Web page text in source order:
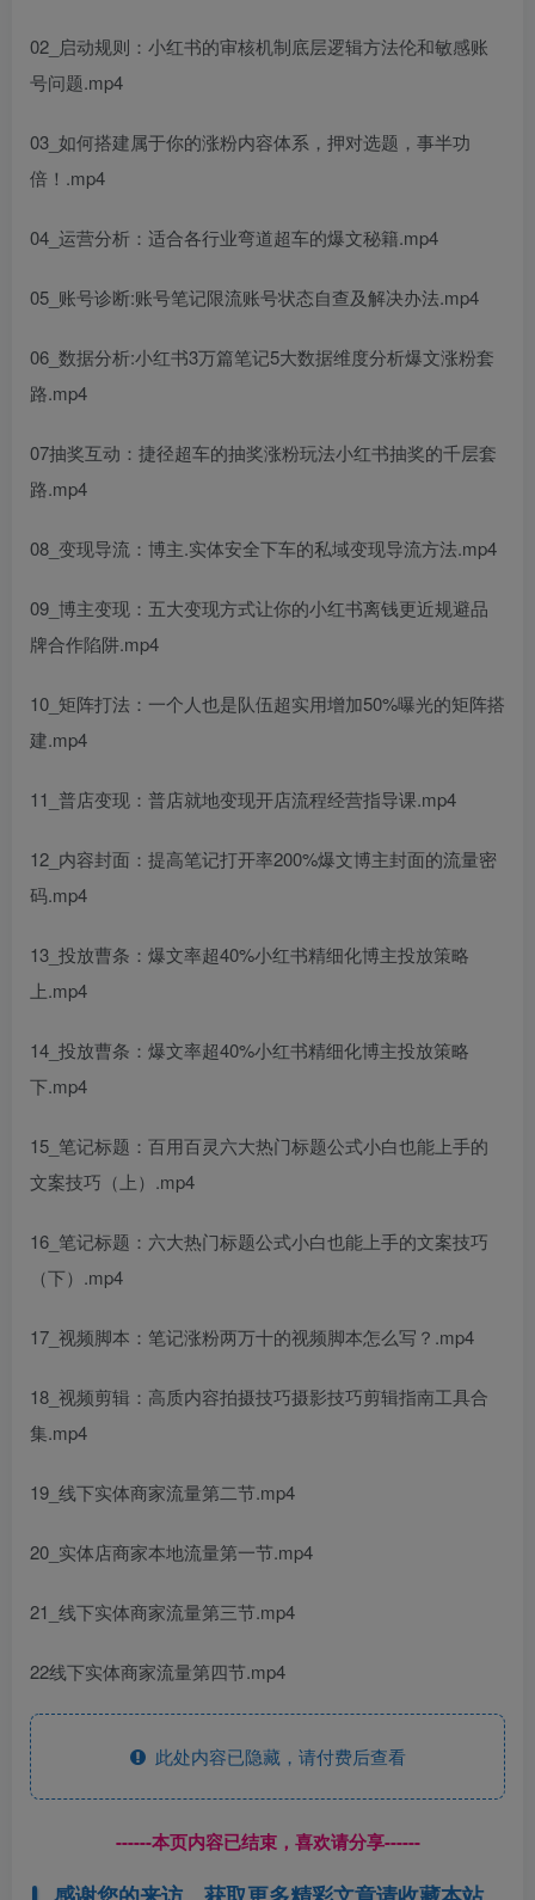
02_启动规则：小红书的审核机制底层逻辑方法伦和敏感账
号问题.mp4
03_如何搭建属于你的涨粉内容体系，押对选题，事半功
倍！.mp4
04_运营分析：适合各行业弯道超车的爆文秘籍.mp4
05_账号诊断:账号笔记限流账号状态自查及解决办法.mp4
06_数据分析:小红书3万篇笔记5大数据维度分析爆文涨粉套
路.mp4
07抽奖互动：捷径超车的抽奖涨粉玩法小红书抽奖的千层套
路.mp4
08_变现导流：博主.实体安全下车的私域变现导流方法.mp4
09_博主变现：五大变现方式让你的小红书离钱更近规避品
牌合作陷阱.mp4
10_矩阵打法：一个人也是队伍超实用增加50%曝光的矩阵搭
建.mp4
11_普店变现：普店就地变现开店流程经营指导课.mp4
12_内容封面：提高笔记打开率200%爆文博主封面的流量密
码.mp4
13_投放曹条：爆文率超40%小红书精细化博主投放策略
上.mp4
14_投放曹条：爆文率超40%小红书精细化博主投放策略
下.mp4
15_笔记标题：百用百灵六大热门标题公式小白也能上手的
文案技巧（上）.mp4
16_笔记标题：六大热门标题公式小白也能上手的文案技巧
（下）.mp4
17_视频脚本：笔记涨粉两万十的视频脚本怎么写？.mp4
18_视频剪辑：高质内容拍摄技巧摄影技巧剪辑指南工具合
集.mp4
19_线下实体商家流量第二节.mp4
20_实体店商家本地流量第一节.mp4
21_线下实体商家流量第三节.mp4
22线下实体商家流量第四节.mp4
此处内容已隐藏，请付费后查看
------本页内容已结束，喜欢请分享------